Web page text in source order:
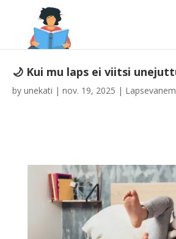
🌙 Kui mu laps ei viitsi
by unekati | nov. 19, 2025 |